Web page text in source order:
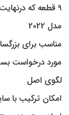
9 قطعه که درنهایت یک مینی فیگور را می سازند
مدل 2022
مناسب برای بزرگسالان،
مورد درخواست
لگوی اصل
امکان ترکیب با